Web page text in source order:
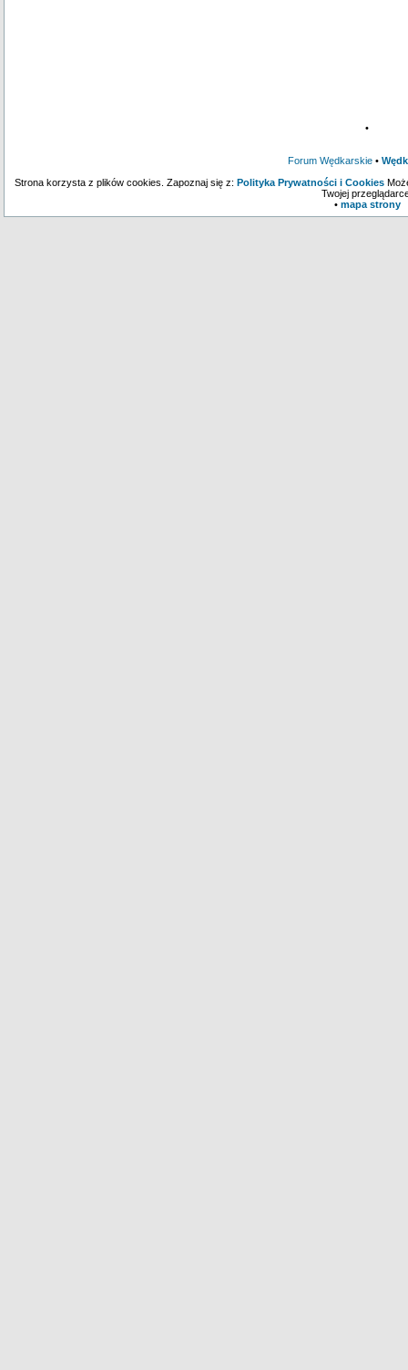
•
Forum Wędkarskie•
Strona korzysta z plików cookies. Zapoznaj się z: Polityka Prywatności i Cookies
Twojej
• mapa strony